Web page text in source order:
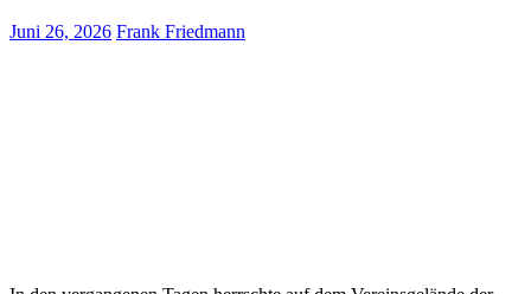
Juni 26, 2026 Frank Friedmann